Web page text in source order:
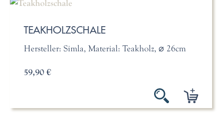
TEAKHOLZSCHALE
Hersteller: Simla, Material: Teakholz, ⌀ 26cm
59,90 €